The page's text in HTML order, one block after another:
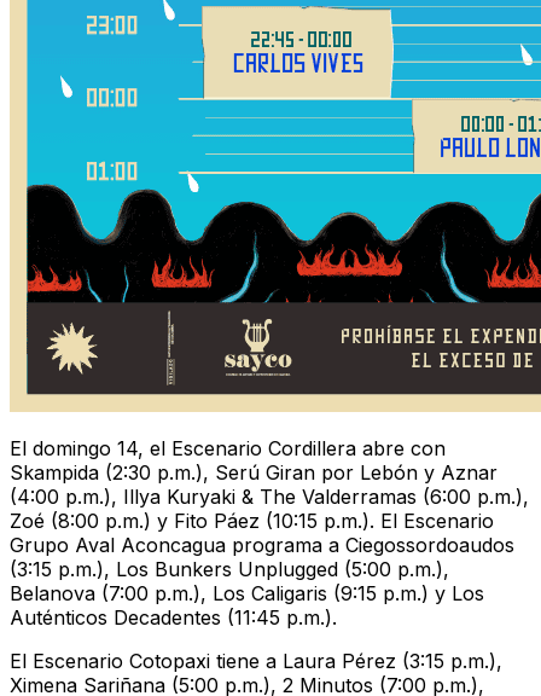
El domingo 14, el Escenario Cordillera abre con
Skampida (2:30 p.m.), Serú Giran por Lebón y Aznar
(4:00 p.m.), Illya Kuryaki & The Valderramas (6:00 p.m.),
Zoé (8:00 p.m.) y Fito Páez (10:15 p.m.). El Escenario
Grupo Aval Aconcagua programa a Ciegossordoaudos
(3:15 p.m.), Los Bunkers Unplugged (5:00 p.m.),
Belanova (7:00 p.m.), Los Caligaris (9:15 p.m.) y Los
Auténticos Decadentes (11:45 p.m.).
El Escenario Cotopaxi tiene a Laura Pérez (3:15 p.m.),
Ximena Sariñana (5:00 p.m.), 2 Minutos (7:00 p.m.),